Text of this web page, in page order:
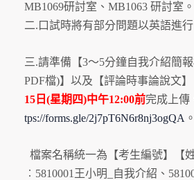
MB1069研討室、MB1063 研討室。
二.口試時將有部分問題以英語進行
三.請準備【3～5分鐘自我介紹簡
PDF檔)】以及【評論時事論說文
15日(星期四)中午12:00前完成上傳
tps://forms.gle/2j7pT6N6r8nj3ogQA
檔案名稱統一為【考生編號】【
︰ 5810001王小明_自我介紹、